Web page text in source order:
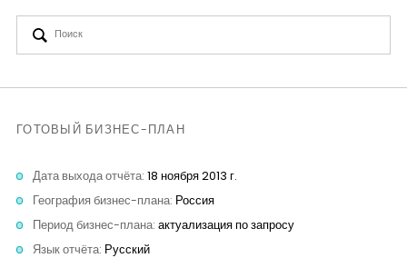
Кейсы
ГОТОВЫЙ БИЗНЕС-ПЛАН
Дата выхода отчёта: 18 ноября 2013 г.
География бизнес-плана: Россия
Период бизнес-плана: актуализация по запросу
Язык отчёта: Русский